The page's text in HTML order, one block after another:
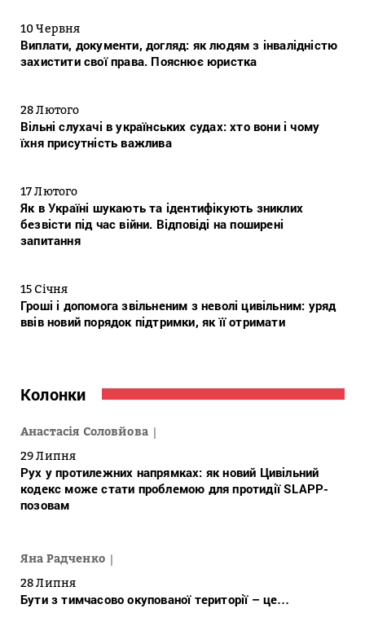
10 Червня
Виплати, документи, догляд: як людям з інвалідністю
захистити свої права. Пояснює юристка
28 Лютого
Вільні слухачі в українських судах: хто вони і чому
їхня присутність важлива
17 Лютого
Як в Україні шукають та ідентифікують зниклих
безвісти під час війни. Відповіді на поширені
запитання
15 Січня
Гроші і допомога звільненим з неволі цивільним: уряд
ввів новий порядок підтримки, як її отримати
Колонки
Анастасія Соловйова
29 Липня
Рух у протилежних напрямках: як новий Цивільний
кодекс може стати проблемою для протидії SLAPP-
позовам
Яна Радченко
28 Липня
Бути з тимчасово окупованої території – це…